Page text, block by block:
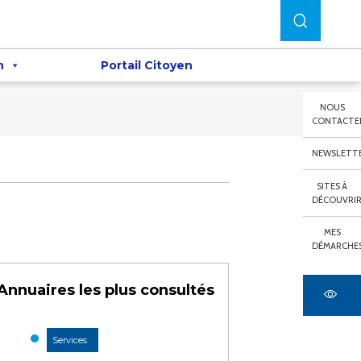
Portail Citoyen
NOUS
SITES À
MES
les plus consultés
Services